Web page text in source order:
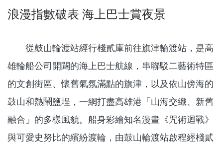
浪漫指數破表 海上巴士賞夜景
從鼓山輪渡站經行棧貳庫前往旗津輪渡站，是高
雄輪船公司開闢的海上巴士航線，串聯駁二藝術特區
的文創街區、懷舊氣氛滿點的旗津，以及依山傍海的
鼓山和熱鬧鹽埕，一網打盡高雄港「山海交織、新舊
融合」的多樣風貌。船身彩繪知名漫畫《咒術迴戰》
與可愛史努比的繽紛渡輪，由鼓山輪渡站啟程經棧貳